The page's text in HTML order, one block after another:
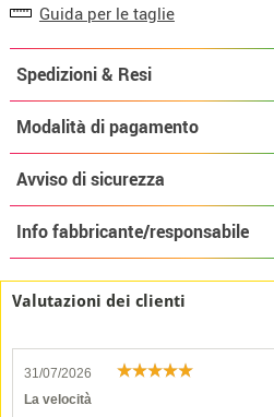
Guida per le taglie
Spedizioni & Resi
Modalità di pagamento
Avviso di sicurezza
Info fabbricante/responsabile
Valutazioni dei clienti
31/07/2026
La velocità